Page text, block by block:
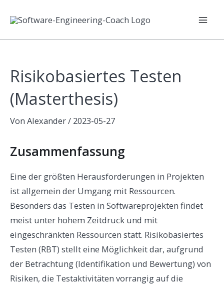
Inhalt
Risikobasiertes Testen
(Masterthesis)
Von Alexander/ 2023-05-27
Zusammenfassung
Eine der größten Herausforderungen in Projekten
ist allgemein der Umgang mit Ressourcen.
Besonders das Testen in Softwareprojekten findet
meist unter hohem Zeitdruck und mit
eingeschränkten Ressourcen statt. Risikobasiertes
Testen (RBT) stellt eine Möglichkeit dar, aufgrund
der Betrachtung (Identifikation und Bewertung) von
Risiken, die Testaktivitäten vorrangig auf die